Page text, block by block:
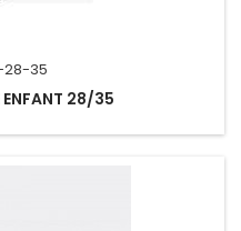
28-35
ENFANT 28/35